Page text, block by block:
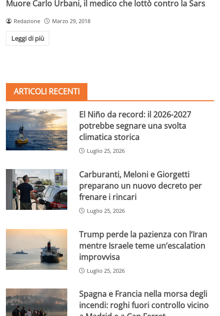
Muore Carlo Urbani, il medico che lottò contro la Sars
Redazione Marzo 29, 2018
Leggi di più
ARTICOLI RECENTI
El Niño da record: il 2026-2027
potrebbe segnare una svolta
climatica storica
Luglio 25, 2026
Carburanti, Meloni e Giorgetti
preparano un nuovo decreto per
frenare i rincari
Luglio 25, 2026
Trump perde la pazienza con l’Iran
mentre Israele teme un’escalation
improvvisa
Luglio 25, 2026
Spagna e Francia nella morsa degli
incendi: roghi fuori controllo vicino